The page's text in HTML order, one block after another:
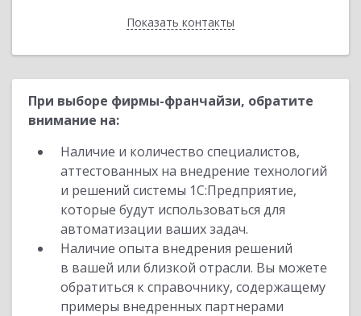
Показать контакты
Назад
При выборе фирмы-франчайзи, обратите
внимание на:
Наличие и количество специалистов,
аттестованных на внедрение технологий
и решений системы 1С:Предприятие,
которые будут использоваться для
автоматизации ваших задач.
Наличие опыта внедрения решений
в вашей или близкой отрасли. Вы можете
обратиться к справочнику, содержащему
примеры внедренных партнерами